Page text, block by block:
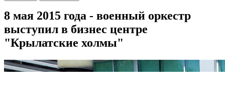
8 мая 2015 года - военный оркестр
выступил в бизнес центре
"Крылатские холмы"